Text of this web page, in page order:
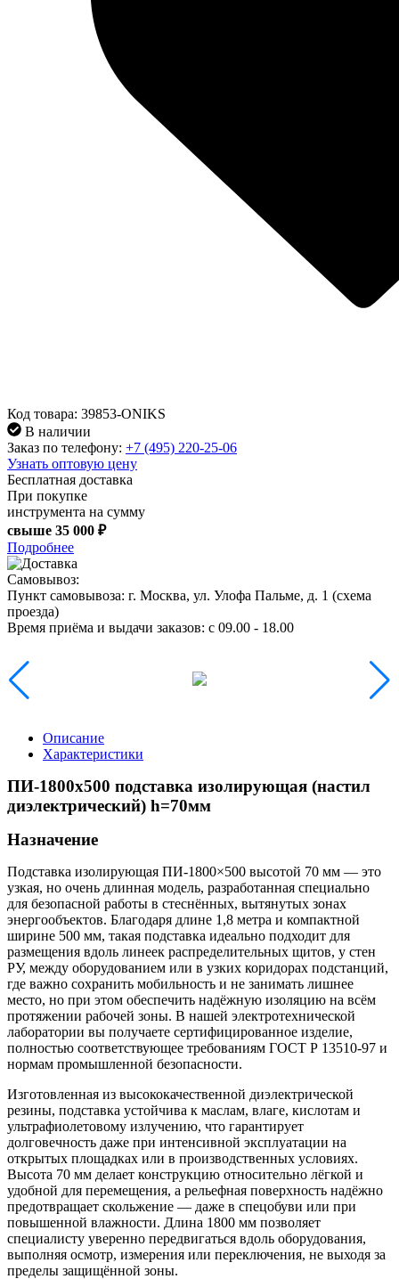
Код товара: 39853-ONIKS
В наличии
Заказ по телефону: +7 (495) 220-25-06
Узнать оптовую цену
Бесплатная доставка
При покупке
инструмента на сумму
свыше 35 000 ₽
Подробнее
Самовывоз:
Пункт самовывоза: г. Москва, ул. Улофа Пальме, д. 1 (схема
проезда)
Время приёма и выдачи заказов: c 09.00 - 18.00
Описание
Характеристики
ПИ-1800х500 подставка изолирующая (настил
диэлектрический) h=70мм
Назначение
Подставка изолирующая ПИ-1800×500 высотой 70 мм — это
узкая, но очень длинная модель, разработанная специально
для безопасной работы в стеснённых, вытянутых зонах
энергообъектов. Благодаря длине 1,8 метра и компактной
ширине 500 мм, такая подставка идеально подходит для
размещения вдоль линеек распределительных щитов, у стен
РУ, между оборудованием или в узких коридорах подстанций,
где важно сохранить мобильность и не занимать лишнее
место, но при этом обеспечить надёжную изоляцию на всём
протяжении рабочей зоны. В нашей электротехнической
лаборатории вы получаете сертифицированное изделие,
полностью соответствующее требованиям ГОСТ Р 13510-97 и
нормам промышленной безопасности.
Изготовленная из высококачественной диэлектрической
резины, подставка устойчива к маслам, влаге, кислотам и
ультрафиолетовому излучению, что гарантирует
долговечность даже при интенсивной эксплуатации на
открытых площадках или в производственных условиях.
Высота 70 мм делает конструкцию относительно лёгкой и
удобной для перемещения, а рельефная поверхность надёжно
предотвращает скольжение — даже в спецобуви или при
повышенной влажности. Длина 1800 мм позволяет
специалисту уверенно передвигаться вдоль оборудования,
выполняя осмотр, измерения или переключения, не выходя за
пределы защищённой зоны.